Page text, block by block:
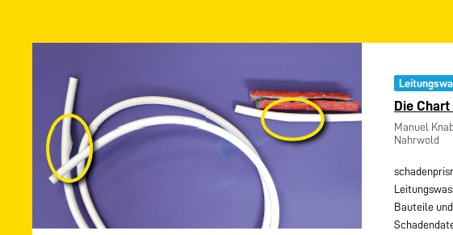
Die
Manuel
Nahrwold
Bauteile